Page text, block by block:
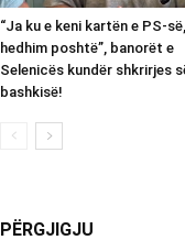
“Ja ku e keni kartën e PS-
hedhim poshtë”, banorët e
Selenicës kundër shkrirjes
bashkisë!
PËRGJIGJU